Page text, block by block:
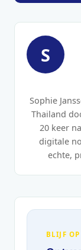
S
Sophie
Thailand
20 keer
digitale
echte,
BLIJF